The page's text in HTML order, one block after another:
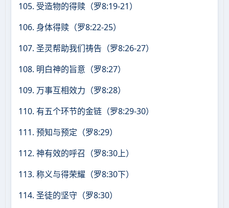
105. 受造物的得赎（罗8:19-21）
106. 身体得赎（罗8:22-25）
107. 圣灵帮助我们祷告（罗8:26-27）
108. 明白神的旨意（罗8:27）
109. 万事互相效力（罗8:28）
110. 有五个环节的金链（罗8:29-30）
111. 预知与预定（罗8:29）
112. 神有效的呼召（罗8:30上）
113. 称义与得荣耀（罗8:30下）
114. 圣徒的坚守（罗8:30）